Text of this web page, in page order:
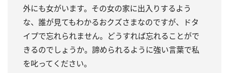
外にも女がいます。その女の家に出入りするよう
な、誰が見てもわかるおクズさまなのですが、ドタ
イプで忘れられません。どうすれば忘れることがで
きるのでしょうか。諦められるように強い言葉で私
を叱ってください。